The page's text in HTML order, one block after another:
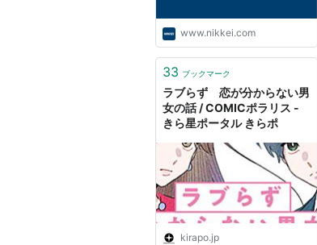
www.nikkei.com
33 ブックマーク
ラブらず 恋が分からない男
女の話 / COMICポラリス -
きら星ポータル きらポ
kirapo.jp